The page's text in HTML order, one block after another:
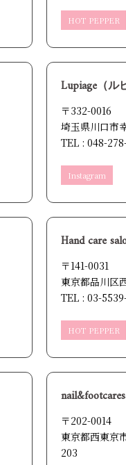
HOT PEPPER
Lupiage（ル
〒332-0016
埼玉県川口市
TEL : 048-
Instagram
Hand care
〒141-0031
東京都品川区
TEL : 03-
HOT PEPPER
〒202-0014
東京都西東京
203